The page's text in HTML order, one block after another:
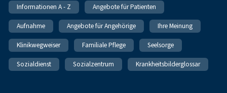
Informationen A - Z Angebote für Patienten
Aufnahme Angebote für Angehörige Ihre Meinung
Klinikwegweiser Familiale Pflege Seelsorge
Sozialdienst Sozialzentrum Krankheitsbilderglossar